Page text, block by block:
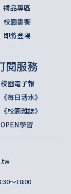
禮品專區
校園書饗
即將登場
閱服務
校園電子報
《每日活水》
《校園雜誌》
OPEN學習
～18:00